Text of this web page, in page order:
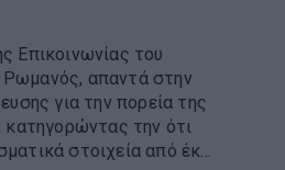
Επικοινωνίας του
απαντά στην
για την πορεία της
κατηγορώντας την ότι
στοιχεία από έκ...